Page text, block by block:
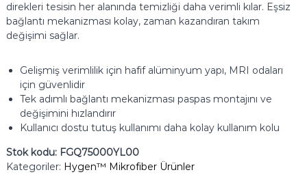
direkleri tesisin her alanında temizliği daha verimli kılar. Eşsiz
bağlantı mekanizması kolay, zaman kazandıran takım
değişimi sağlar.
Gelişmiş verimlilik için hafif alüminyum yapı, MRI odaları
için güvenlidir
Tek adımlı bağlantı mekanizması paspas montajını ve
değişimini hızlandırır
Kullanıcı dostu tutuş kullanımı daha kolay kullanım kolu
Stok kodu: FGQ75000YL00
Kategoriler: Hygen™ Mikrofiber Ürünler